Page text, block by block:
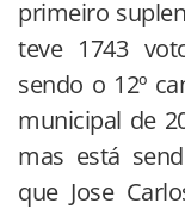
primeiro
teve 1743
sendo o 12º
municipal de
mas está
que Jose